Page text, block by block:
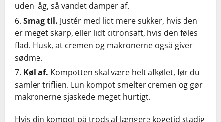
uden låg, så vandet damper af.
Smag til. Justér med lidt mere sukker, hvis den
er meget skarp, eller lidt citronsaft, hvis den føles
flad. Husk, at cremen og makronerne også giver
sødme.
Køl af. Kompotten skal være helt afkølet, før du
samler triflien. Lun kompot smelter cremen og gør
makronerne sjaskede meget hurtigt.
Hvis din kompot på trods af længere kogetid stadig